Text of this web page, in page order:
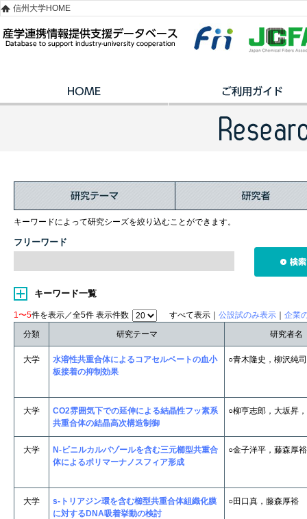
信州大学HOME
キーワードによって研究シーズを絞り込むことができます。
フリーワード
キーワード一覧
1〜5件を表示／全5件 表示件数 すべて表示｜ 公設試のみ表示
企業
分類
研究テーマ 研究者名
大学
水溶性共重合体によるコアセルベートの血小
板接着の抑制効果
○青木隆史，柳沢純司
大学
CO2雰囲気下での延伸による結晶性フッ素系
共重合体の結晶高次構造制御
○柳亨志郎，大坂昇
大学
N-ビニルカルバゾールを含む三元櫛型共重合
体によるポリマーナノスフィア形成
○金子洋平，藤森厚裕
大学
s-トリアジン環を含む櫛型共重合体組織化膜
に対するDNA吸着挙動の検討
○田口真，藤森厚裕